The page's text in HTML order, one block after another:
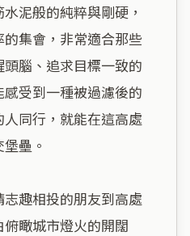
泥般的純粹與剛硬，
集會，非常適合那些
腦、追求目標一致的
受到一種被過濾後的
同行，就能在這高處
壘。
趣相投的朋友到高處
瞰城市燈火的開闊